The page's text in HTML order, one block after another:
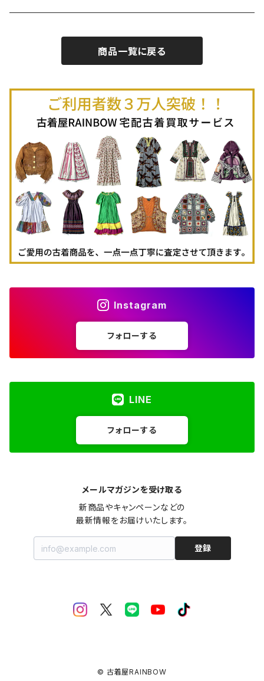
古着ポロシャツ
古着長袖ポロシャツ
古着スウェット
古着パーカー
古着タンクトップ
古着羽織り
古着ミニ丈スカート (丈56-75cm)
Autumn / Winter
商品一覧に戻る
Instagram
フォローする
LINE
フォローする
メールマガジンを受け取る
新商品やキャンペーンなどの
最新情報をお届けいたします。
登録
© 古着屋RAINBOW